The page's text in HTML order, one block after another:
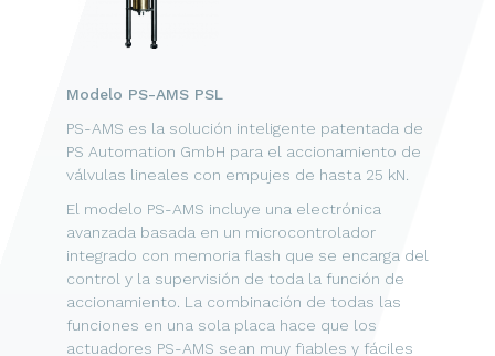
Modelo PS-AMS PSL
PS-AMS es la solución inteligente patentada de
PS Automation GmbH para el accionamiento de
válvulas lineales con empujes de hasta 25 kN.
El modelo PS-AMS incluye una electrónica
avanzada basada en un microcontrolador
integrado con memoria flash que se encarga del
control y la supervisión de toda la función de
accionamiento. La combinación de todas las
funciones en una sola placa hace que los
actuadores PS-AMS sean muy fiables y fáciles